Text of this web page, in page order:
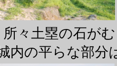
所々土塁の石が
内の平らな部分